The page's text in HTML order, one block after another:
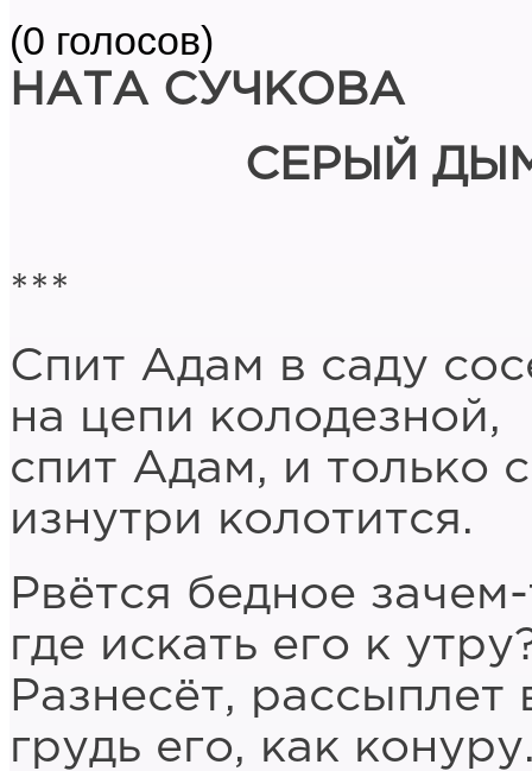
(0 голосов)
НАТА СУЧКОВА
СЕРЫЙ
***
Спит Адам в саду
на цепи колодезной,
спит Адам, и только
изнутри колотится.
Рвётся бедное
где искать его к
Разнесёт, рассыплет
грудь его, как